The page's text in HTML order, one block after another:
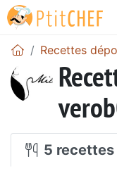
Recettes
5 recettes